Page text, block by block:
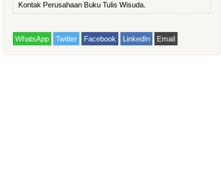
Kontak Perusahaan Buku Tulis Wisuda.
WhatsApp Twitter Facebook LinkedIn Email